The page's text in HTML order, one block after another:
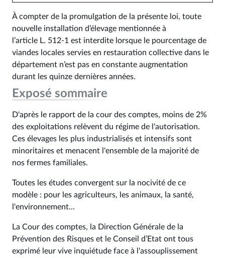
À compter de la promulgation de la présente loi, toute
nouvelle installation d’élevage mentionnée à
l’article L. 512‑1 est interdite lorsque le pourcentage de
viandes locales servies en restauration collective dans le
département n’est pas en constante augmentation
durant les quinze dernières années.
Exposé sommaire
D'après le rapport de la cour des comptes, moins de 2%
des exploitations relèvent du régime de l'autorisation.
Ces élevages les plus industrialisés et intensifs sont
minoritaires et menacent l'ensemble de la majorité de
nos fermes familiales.
Toutes les études convergent sur la nocivité de ce
modèle : pour les agriculteurs, les animaux, la santé,
l'environnement...
La Cour des comptes, la Direction Générale de la
Prévention des Risques et le Conseil d’Etat ont tous
exprimé leur vive inquiétude face à l'assouplissement